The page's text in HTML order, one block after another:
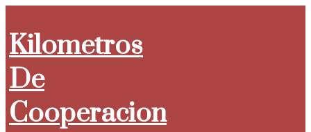
content
Kilometros
De
Cooperacion